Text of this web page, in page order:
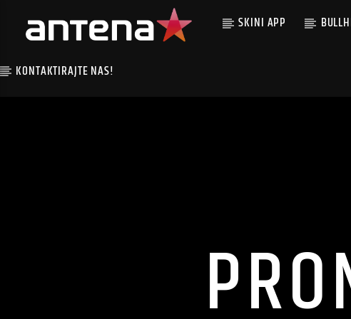
SKINI APP
KONTAKTIRAJTE NAS!